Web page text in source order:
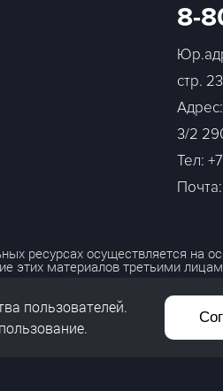
8-
стр.
3/2
Тел:
ресурсах осуществляется на
этих материалов третьими
пользователей.